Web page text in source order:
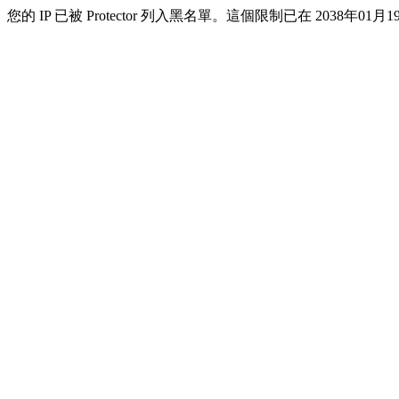
您的 IP 已被 Protector 列入黑名單。這個限制已在 2038年01月